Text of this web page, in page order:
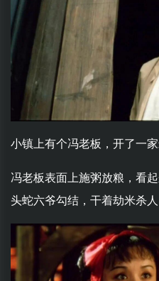
小镇上有个冯老板，开了一家
冯老板表面上施粥放粮，看
头蛇六爷勾结，干着劫米杀人